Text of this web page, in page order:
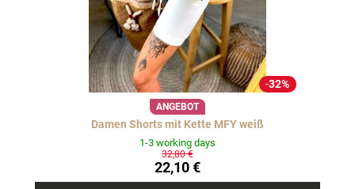
32%
ANGEBOT
Damen Shorts mit Kette MFY weiß
1-3 working days
22,10 €
32,80 €